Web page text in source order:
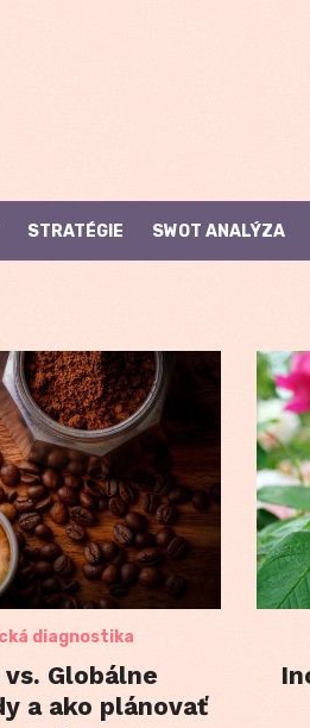
STRATÉGIE SWOT ANALÝZA
diagnostika
Globálne
a ako plánovať